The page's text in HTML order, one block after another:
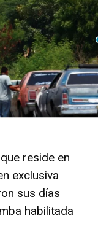
reside en
exclusiva
sus días
habilitada